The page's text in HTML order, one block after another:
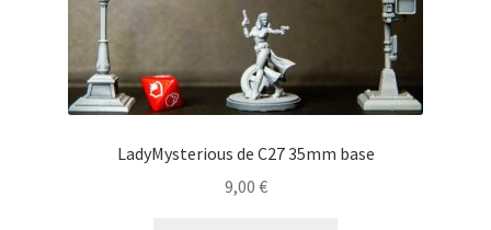
LadyMysterious de C27 35mm base
9,00 €